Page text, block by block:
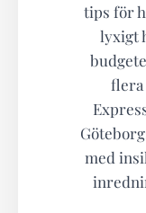
tips för
lyxigt
flera
med